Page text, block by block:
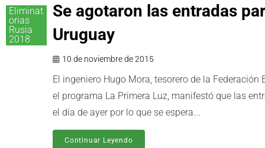
Eliminat
orias
Rusia
2018
Se agotaron las entradas
Uruguay
10 de noviembre de 2015
El ingeniero Hugo Mora, tesorero de la
el programa La Primera Luz, manifestó que las
el día de ayer por lo que se espera...
Continuar Leyendo